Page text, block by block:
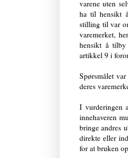
varene uten
ha til hensikt
stilling til var
varemerket,
hensikt å tilby
artikkel 9 i
Spørsmålet
deres
I vurderingen
innehaveren
bringe andres
direkte eller
for at bruken